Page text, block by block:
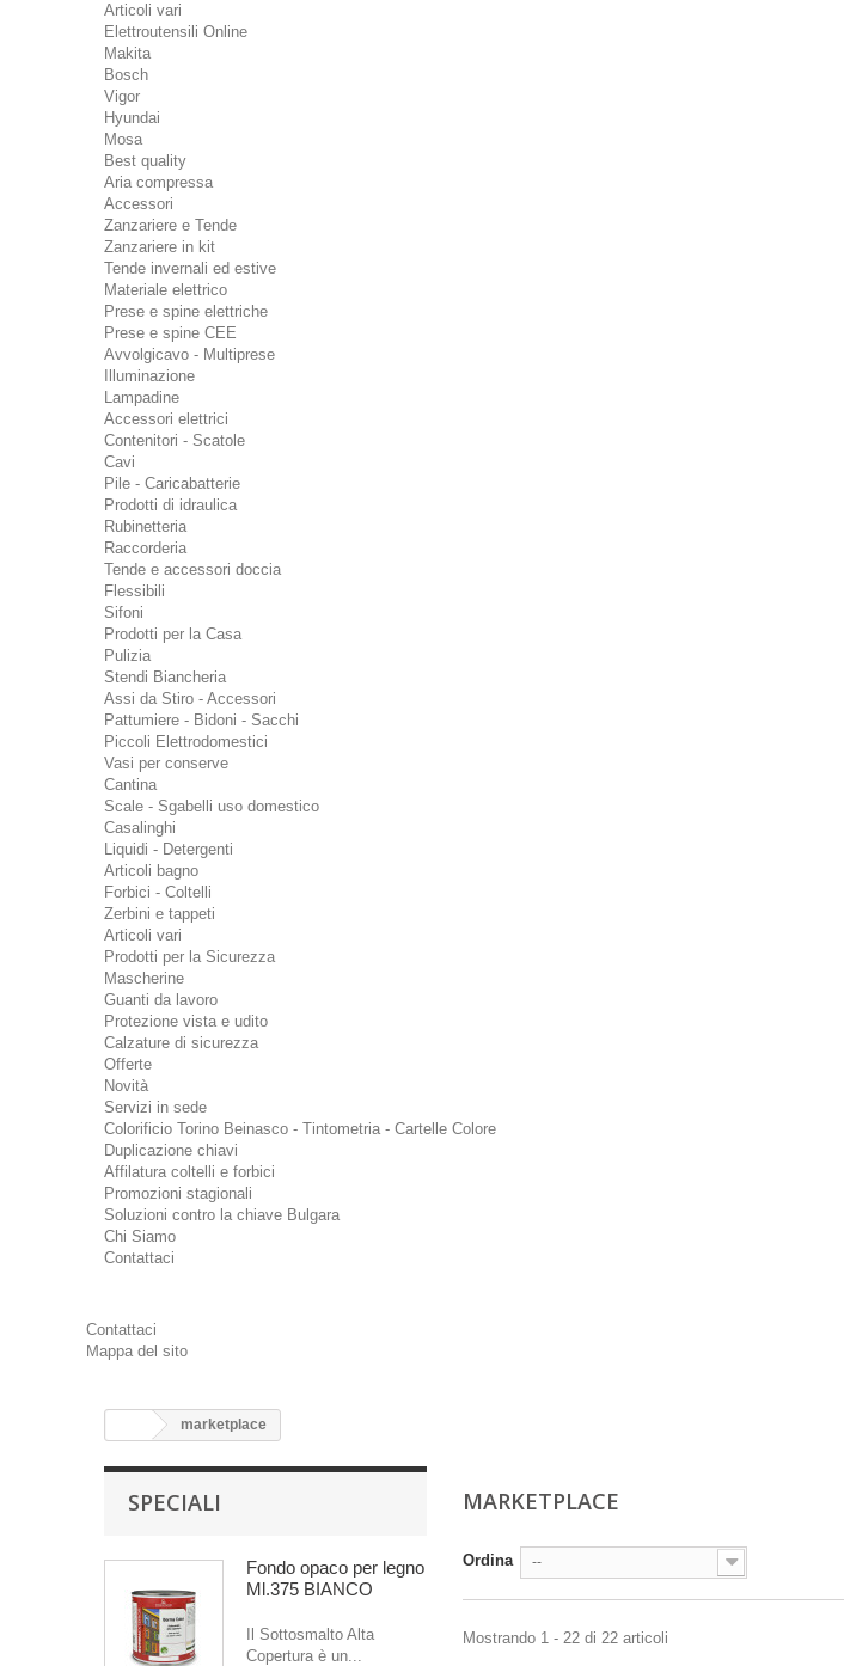
Articoli vari
Elettroutensili Online
Makita
Bosch
Vigor
Hyundai
Mosa
Best quality
Aria compressa
Accessori
Zanzariere e Tende
Zanzariere in kit
Tende invernali ed estive
Materiale elettrico
Prese e spine elettriche
Prese e spine CEE
Avvolgicavo - Multiprese
Illuminazione
Lampadine
Accessori elettrici
Contenitori - Scatole
Cavi
Pile - Caricabatterie
Prodotti di idraulica
Rubinetteria
Raccorderia
Tende e accessori doccia
Flessibili
Sifoni
Prodotti per la Casa
Pulizia
Stendi Biancheria
Assi da Stiro - Accessori
Pattumiere - Bidoni - Sacchi
Piccoli Elettrodomestici
Vasi per conserve
Cantina
Scale - Sgabelli uso domestico
Casalinghi
Liquidi - Detergenti
Articoli bagno
Forbici - Coltelli
Zerbini e tappeti
Articoli vari
Prodotti per la Sicurezza
Mascherine
Guanti da lavoro
Protezione vista e udito
Calzature di sicurezza
Offerte
Novità
Servizi in sede
Colorificio Torino Beinasco - Tintometria - Cartelle Colore
Duplicazione chiavi
Affilatura coltelli e forbici
Promozioni stagionali
Soluzioni contro la chiave Bulgara
Chi Siamo
Contattaci
Contattaci
Mappa del sito
marketplace
SPECIALI
Fondo opaco per legno
Ml.375 BIANCO
Il Sottosmalto Alta
Copertura è un...
MARKETPLACE
Ordina --
Mostrando 1 - 22 di 22 articoli